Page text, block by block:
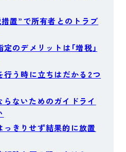
措置”で所有者とのトラブ
のデメリットは「増税」
行う時に立ちはだかる2つ
ないためのガイドライ
きりせず結果的に放置